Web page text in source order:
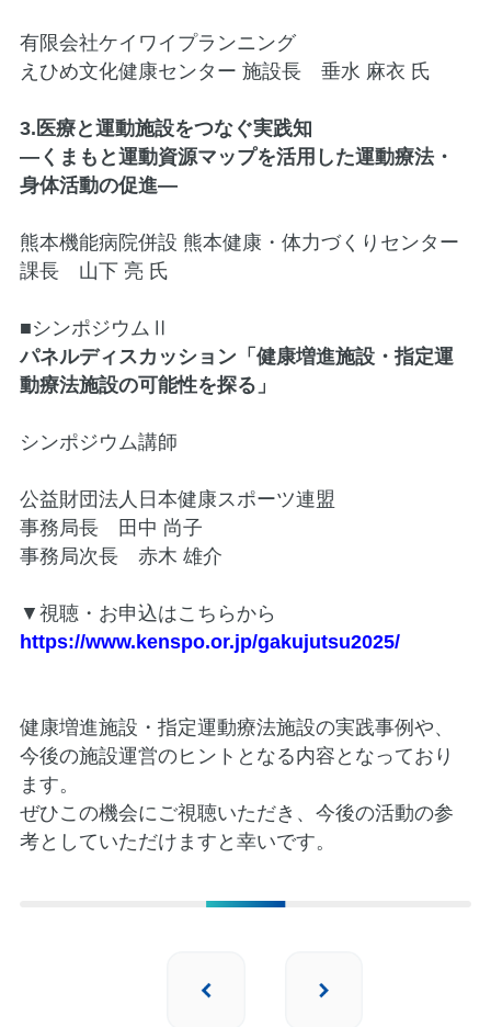
有限会社ケイワイプランニング
えひめ文化健康センター 施設長 垂水 麻衣 氏
3.医療と運動施設をつなぐ実践知
―くまもと運動資源マップを活用した運動療法・
身体活動の促進―
熊本機能病院併設 熊本健康・体力づくりセンター
課長 山下 亮 氏
■シンポジウムⅡ
パネルディスカッション「健康増進施設・指定運
動療法施設の可能性を探る」
シンポジウム講師
公益財団法人日本健康スポーツ連盟
事務局長 田中 尚子
事務局次長 赤木 雄介
▼視聴・お申込はこちらから
https://www.kenspo.or.jp/gakujutsu2025/
健康増進施設・指定運動療法施設の実践事例や、
今後の施設運営のヒントとなる内容となっており
ます。
ぜひこの機会にご視聴いただき、今後の活動の参
考としていただけますと幸いです。